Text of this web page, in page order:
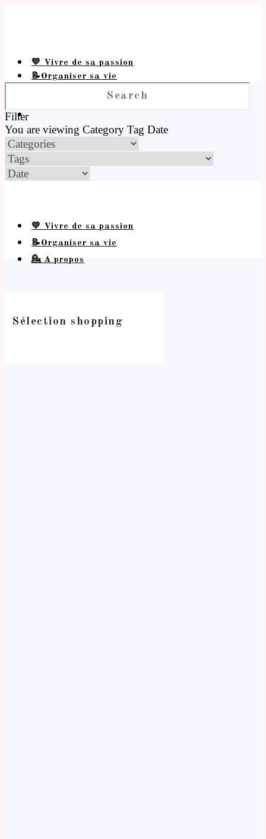
💛 Vivre de sa passion
📝Organiser sa vie
Filter
You are viewing Category Tag Date
💛 Vivre de sa passion
📝Organiser sa vie
💁 A propos
Sélection shopping